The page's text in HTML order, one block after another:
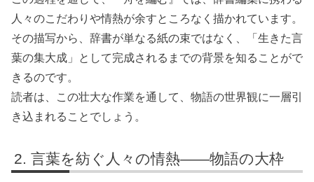
人々のこだわりや情熱が余すところなく描かれています。
その描写から、辞書が単なる紙の束ではなく、「生きた言
葉の集大成」として完成されるまでの背景を知ることがで
きるのです。
読者は、この壮大な作業を通して、物語の世界観に一層引
き込まれることでしょう。
言葉を紡ぐ人々の情熱——物語の大枠